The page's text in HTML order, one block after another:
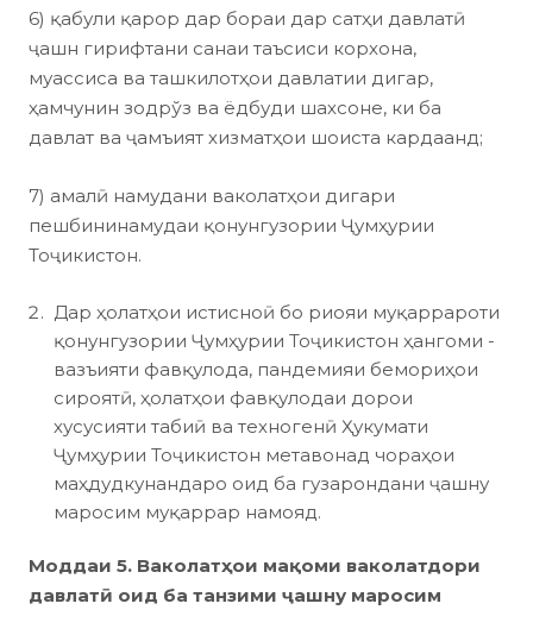
6) қабули қарор дар бораи дар сатҳи давлатӣ
ҷашн гирифтани санаи таъсиси корхона,
муассиса ва ташкилотҳои давлатии дигар,
ҳамчунин зодрўз ва ёдбуди шахсоне, ки ба
давлат ва ҷамъият хизматҳои шоиста кардаанд;
7) амалӣ намудани ваколатҳои дигари
пешбининамудаи қонунгузории Ҷумҳурии
Тоҷикистон.
Дар ҳолатҳои истисноӣ бо риояи муқаррароти
қонунгузории Ҷумҳурии Тоҷикистон ҳангоми ­
вазъияти фавқулода, пандемияи бемориҳои
сироятӣ, ҳолатҳои фавқулодаи дорои
хусусияти табиӣ ва техногенӣ Ҳукумати
Ҷумҳурии Тоҷикистон метавонад чораҳои
маҳдудкунандаро оид ба гузарондани ҷашну
маросим муқаррар намояд.
Моддаи 5. Ваколатҳои мақоми ваколатдори
давлатӣ оид ба танзими ҷашну маросим